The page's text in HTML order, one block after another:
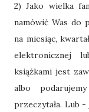
2) Jako wielka
namówić Was do
na miesiąc,
elektronicznej
książkami jest
albo
przeczytała. Lub